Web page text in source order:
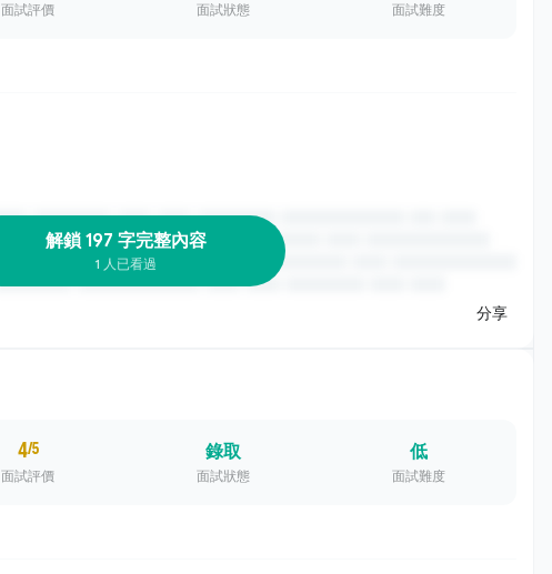
面試評價 面試狀態 面試難度
解鎖 197 字完整內容
1 人已看過
分享
4/5
面試評價
錄取
面試狀態
低
面試難度